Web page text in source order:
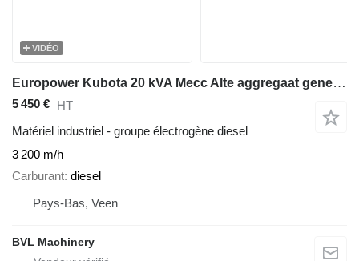
VIDÉO
Europower Kubota 20 kVA Mecc Alte aggregaat generatorset
5 450 € HT
Matériel industriel - groupe électrogène diesel
3 200 m/h
Carburant diesel
Pays-Bas, Veen
BVL Machinery